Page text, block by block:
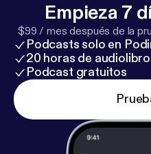
Empieza 7
$99 / mes después de la
Podcasts solo en
20 horas de
Podcast gratuitos